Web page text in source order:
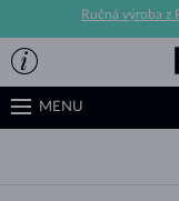
Ručná výroba z
MENU